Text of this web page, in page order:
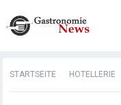
STARTSEITE HOTELLERIE